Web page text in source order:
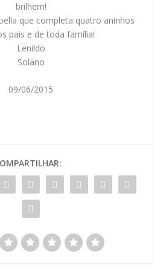
brilhem!
que completa quatro aninhos
pais e de toda família!
Lenildo
Solano
09/06/2015